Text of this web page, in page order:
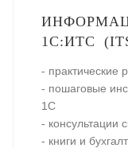
1С:ИТС
- практические
- пошаговые
1С
- консультации
- книги и